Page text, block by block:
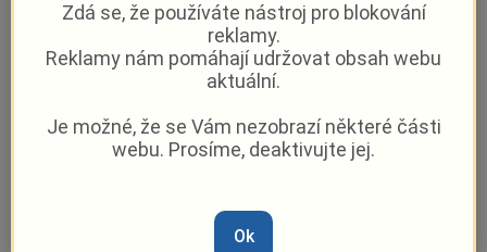
17. 5.|18:49
Zdá se, že používáte nástroj pro blokování
reklamy.
Reklamy nám pomáhají udržovat obsah webu
aktuální.
Je možné, že se Vám nezobrazí některé části
webu. Prosíme, deaktivujte jej.
Ok